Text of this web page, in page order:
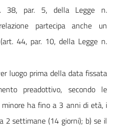
38, par. 5, della Legge n.
partecipa anche un
44, par. 10, della Legge n.
luogo prima della data fissata
preadottivo, secondo le
ha fino a 3 anni di età, i
2 settimane (14 giorni); b) se il